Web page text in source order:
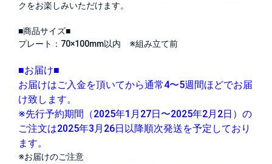
クをお楽しみいただけます。
■商品サイズ■
プレート：70×100mm以内 ※組み立て前
■お届け■
お届けはご入金を頂いてから通常4〜5週間ほどでお届
け致します。
※先行予約期間（2025年1月27日〜2025年2月2日）の
ご注文は2025年3月26日以降順次発送を予定しており
ます。
※お届けのご注意